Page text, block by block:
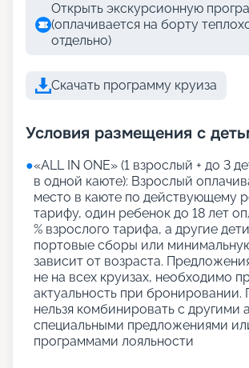
Открыть экскурсионную
(оплачивается на борту
отдельно)
Скачать программу круиза
Условия размещения с
●«АLL IN ONE» (1 взрослый + до 3
в одной каюте): Взрослый
место в каюте по действующему
тарифу, один ребенок до 18 лет
% взрослого тарифа, а другие
портовые сборы или
зависит от возраста.
не на всех круизах, необходимо
актуальность при
нельзя комбинировать с другими
специальными предложениями
программами лояльности